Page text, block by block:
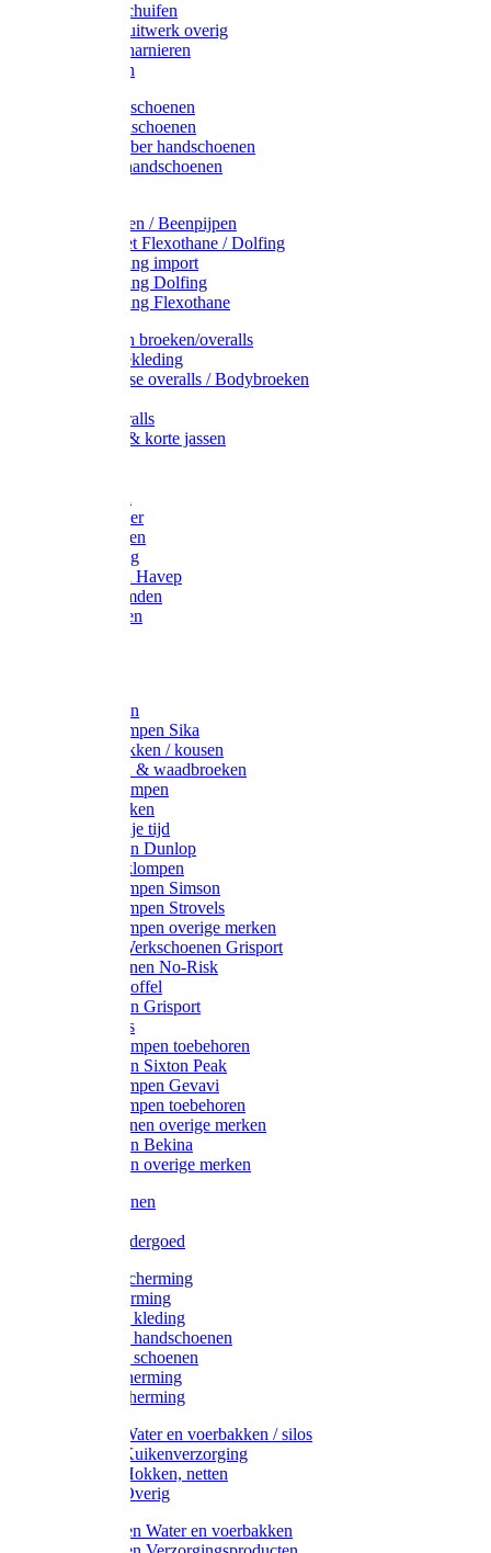
Grendels/schuifen
Hang en sluitwerk overig
Hengen/scharnieren
Scharnieren
Latex handschoenen
Leren handschoenen
PVC / Rubber handschoenen
Katoenen handschoenen
Plukmouwen / Beenpijpen
Reparatieset Flexothane / Dolfing
Regenkleding import
Regenkleding Dolfing
Regenkleding Flexothane
Toebehoren broeken/overalls
Signalisatiekleding
Amerikaanse overalls / Bodybroeken
Kinderoveralls
Stofjassen & korte jassen
Bodywarmer
Werkbroeken
Zaagkleding
Werkjassen Havep
Thermohemden
Overhemden
Werksokken
Schoenklompen Sika
Thermo sokken / kousen
Lieslaarzen & waadbroeken
Houten klompen
Wandelsokken
Laarzen vrije tijd
Werklaarzen Dunlop
Kunststof klompen
Schoenklompen Simson
Schoenklompen Strovels
Schoenklompen overige merken
Wandel-/ Werkschoenen Grisport
Werkschoenen No-Risk
Klomppantoffel
Werklaarzen Grisport
Accessoires
Houten klompen toebehoren
Werklaarzen Sixton Peak
Schoenklompen Gevavi
Schoenklompen toebehoren
Werkschoenen overige merken
Werklaarzen Bekina
Werklaarzen overige merken
Handschoenen
Thermo ondergoed
Gehoorbescherming
Oogbescherming
Disposable kleding
Disposable handschoenen
Disposable schoenen
Mondbescherming
Hoofdbescherming
Pluimvee Water en voerbakken / silos
Pluimvee Kuikenverzorging
Pluimvee Hokken, netten
Pluimvee Overig
Knaagdieren Water en voerbakken